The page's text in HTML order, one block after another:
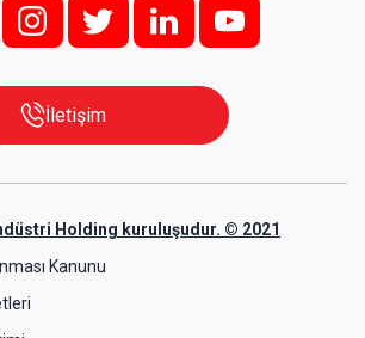
i; t l y
İletişim
Holding kuruluşudur. © 2021
Kanunu